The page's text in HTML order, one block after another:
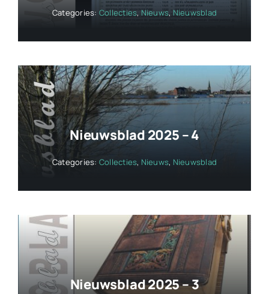
Categories: Collecties, Nieuws, Nieuwsblad
Nieuwsblad 2025 – 4
Categories: Collecties, Nieuws, Nieuwsblad
Nieuwsblad 2025 – 3